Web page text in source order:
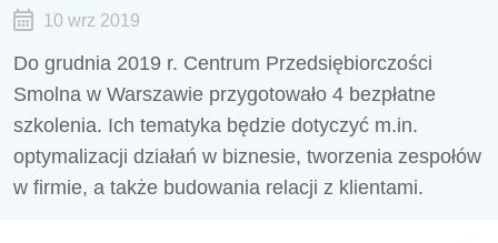
10 wrz 2019
Do grudnia 2019 r. Centrum Przedsiębiorczości
Smolna w Warszawie przygotowało 4 bezpłatne
szkolenia. Ich tematyka będzie dotyczyć m.in.
optymalizacji działań w biznesie, tworzenia zespołów
w firmie, a także budowania relacji z klientami.